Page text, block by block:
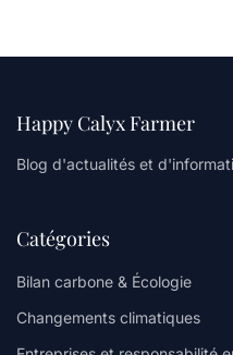
Happy Calyx Farmer
Blog d'actualités et
Catégories
Bilan carbone & Écologie
Changements climatiques